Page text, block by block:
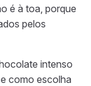
é à toa, porque
pelos
intenso
como escolha